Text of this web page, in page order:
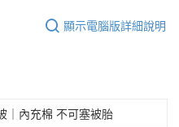
顯示電腦版詳細說明
｜內充棉 不可塞被胎